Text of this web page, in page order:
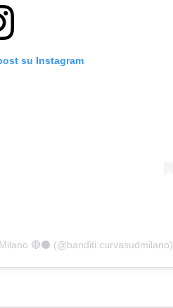
su Instagram
🔴⚫️ (@banditi.curvasudmilano)